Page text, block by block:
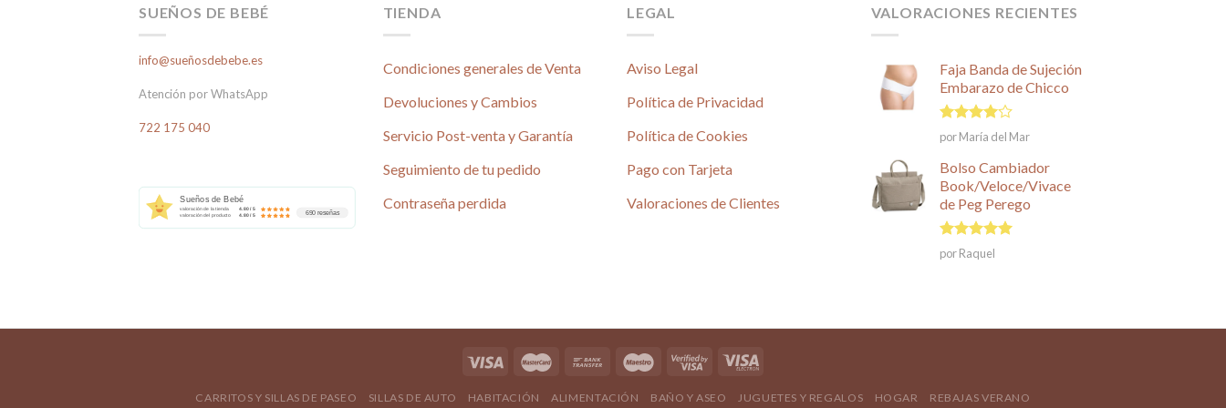
SUEÑOS DE BEBÉ
info@sueñosdebebe.es
Atención por WhatsApp
722 175 040
Sueños de Bebé
valoración de la tienda
4.80 / 5
valoración del producto
4.80 / 5 690 reseñas
TIENDA
Condiciones generales de Venta
Devoluciones y Cambios
Servicio Post-venta y Garantía
Seguimiento de tu pedido
Contraseña perdida
LEGAL
Aviso Legal
Política de Privacidad
Política de Cookies
Pago con Tarjeta
Valoraciones de Clientes
VALORACIONES RECIENTES
Faja Banda de Sujeción
Embarazo de Chicco
Valorado
en
5
por María del Mar
Bolso Cambiador
Book/Veloce/Vivace
de Peg Perego
Valorado en
5
de 5
por Raquel
CARRITOS Y SILLAS DE PASEO SILLAS DE AUTO HABITACIÓN ALIMENTACIÓN BAÑO Y ASEO JUGUETES Y REGALOS HOGAR REBAJAS VERANO